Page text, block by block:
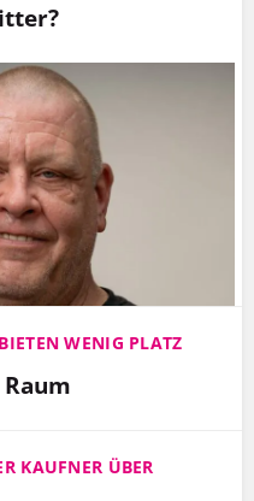
WENIG PLATZ
KAUFNER ÜBER